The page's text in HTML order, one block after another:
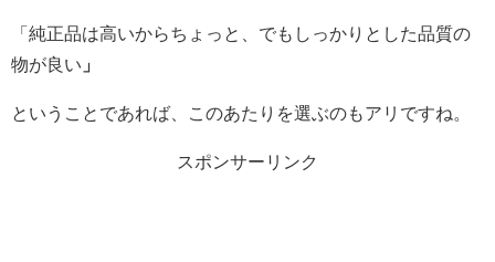
「純正品は高いからちょっと、でもしっかりとした品質の
物が良い 」
ということであれば、このあたりを選ぶのもアリですね。
スポンサーリンク